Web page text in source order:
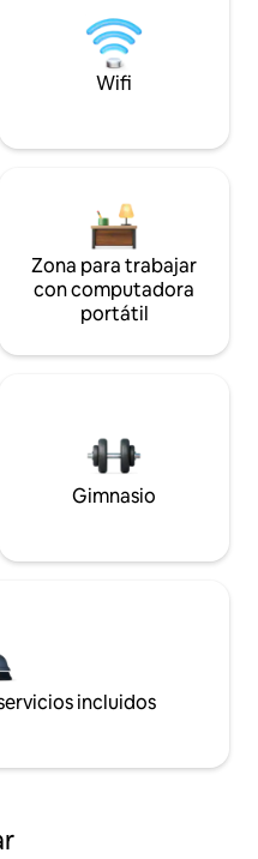
Wifi
Zona para trabajar
con computadora
portátil
Gimnasio
incluidos